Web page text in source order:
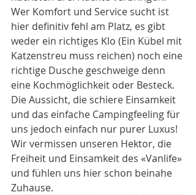
Wer Komfort und Service sucht ist
hier definitiv fehl am Platz, es gibt
weder ein richtiges Klo (Ein Kübel mit
Katzenstreu muss reichen) noch eine
richtige Dusche geschweige denn
eine Kochmöglichkeit oder Besteck.
Die Aussicht, die schiere Einsamkeit
und das einfache Campingfeeling für
uns jedoch einfach nur purer Luxus!
Wir vermissen unseren Hektor, die
Freiheit und Einsamkeit des «Vanlife»
und fühlen uns hier schon beinahe
Zuhause.